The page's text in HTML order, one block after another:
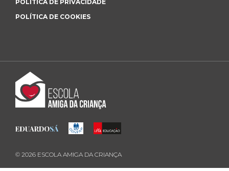
POLÍTICA DE PRIVACIDADE
POLÍTICA DE COOKIES
© 2026 ESCOLA AMIGA DA CRIANÇA